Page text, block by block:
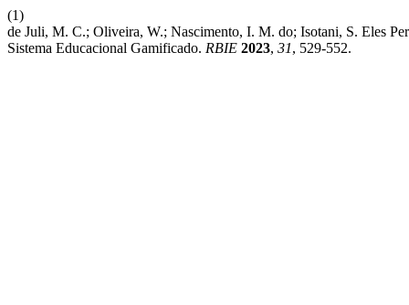
(1)
de Juli, M. C.; Oliveira, W.; Nascimento, I. M. do; Isotani, S. Eles
Sistema Educacional Gamificado. RBIE 2023, 31, 529-552.